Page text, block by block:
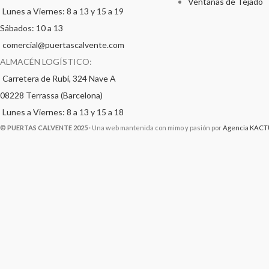
Lunes a Viernes: 8 a 13 y 15 a 19
Sábados: 10 a 13
comercial@puertascalvente.com
ALMACÉN LOGÍSTICO:
Carretera de Rubí, 324 Nave A
08228 Terrassa (Barcelona)
Lunes a Viernes: 8 a 13 y 15 a 18
© PUERTAS CALVENTE 2025 · Una web mantenida con mimo y pasión por Agencia